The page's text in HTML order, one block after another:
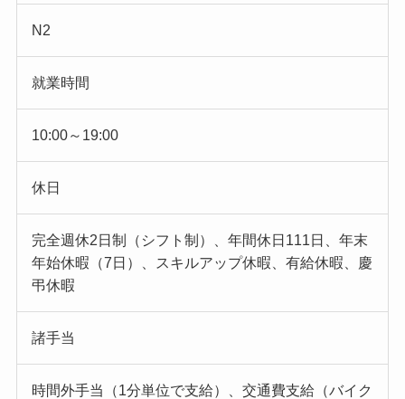
N2
就業時間
10:00～19:00
休日
完全週休2日制（シフト制）、年間休日111日、年末
年始休暇（7日）、スキルアップ休暇、有給休暇、慶
弔休暇
諸手当
時間外手当（1分単位で支給）、交通費支給（バイク